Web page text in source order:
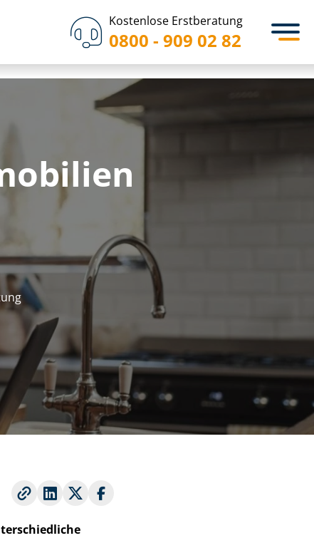
Kostenlose Erstberatung
0800 - 909 02 82